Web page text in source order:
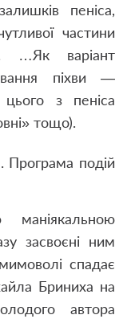
пеніса,
частини
…Як варіант
піхви —
з пеніса
тощо).
Програма подій
засвоєні ним
спадає
Бриниха на
автора